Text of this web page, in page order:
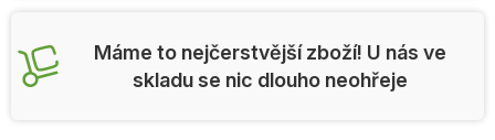
Máme to nejčerstvější zboží! U nás ve
skladu se nic dlouho neohřeje